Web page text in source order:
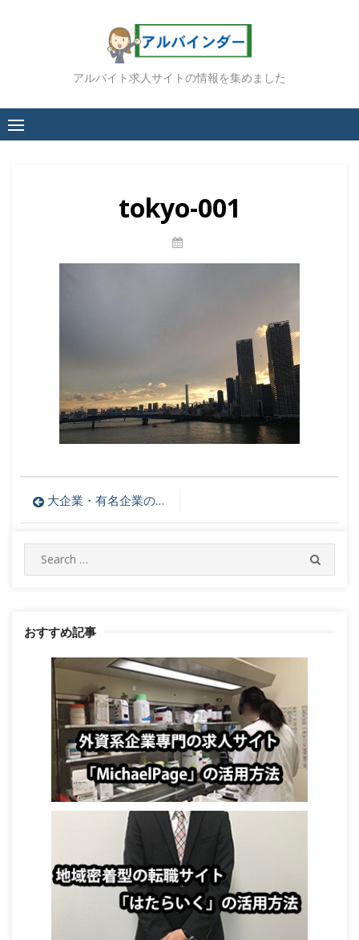
アルバイト求人サイトの情報を集めました
tokyo-001
投
稿
ナ
ゲ
ー
シ
ョ
大企業・有名企業の求人が豊富「リクナビNEXT」の活用方法
Search
for:
おすすめ記事